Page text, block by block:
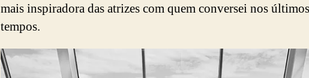
mais inspiradora das atrizes com quem conversei nos últimos
tempos.